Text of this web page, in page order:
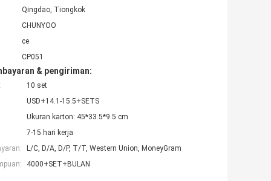
Qingdao, Tiongkok
CHUNYOO
ce
CP051
& pengiriman:
10 set
USD+14.1-15.5+SETS
Ukuran karton: 45*33.5*9.5 cm
7-15 hari kerja
L/C, D/A, D/P, T/T, Western Union, MoneyGram
4000+SET+BULAN